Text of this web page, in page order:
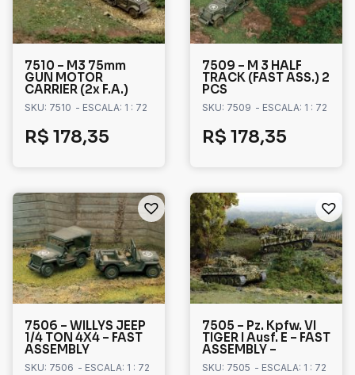
7510 – M3 75mm
GUN MOTOR
CARRIER (2x F.A.)
SKU: 7510 - ESCALA: 1 : 72
R$ 178,35
7509 – M 3 HALF
TRACK (FAST ASS.) 2
PCS
SKU: 7509 - ESCALA: 1 : 72
R$ 178,35
7506 – WILLYS JEEP
1/4 TON 4X4 – FAST
ASSEMBLY
SKU: 7506 - ESCALA: 1 : 72
7505 – Pz. Kpfw. VI
TIGER I Ausf. E – FAST
ASSEMBLY –
SKU: 7505 - ESCALA: 1 : 72